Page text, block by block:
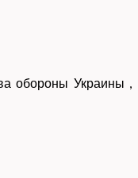
обороны Украины ,